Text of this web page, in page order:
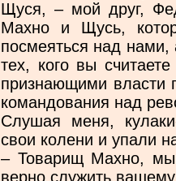
Щуся, – мой друг,
Махно и Щусь,
посмеяться над нами,
тех, кого вы
признающими власти
командования над
Слушая меня,
свои колени и упали
– Товарищ Махно,
верно служить